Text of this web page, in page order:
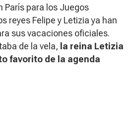
París para los Juegos
reyes Felipe y Letizia ya han
sus vacaciones oficiales.
de la vela, la reina Letizia
favorito de la agenda